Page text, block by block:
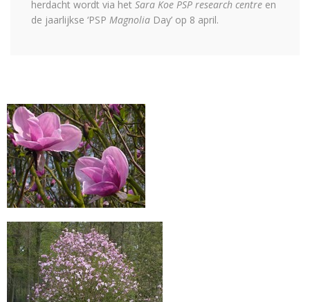
herdacht wordt via het Sara Koe PSP research centre en
de jaarlijkse ‘PSP Magnolia Day’ op 8 april.